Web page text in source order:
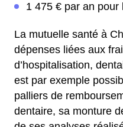
1 475 € par an pour
La mutuelle santé à
dépenses liées aux
d’hospitalisation,
est par exemple
palliers de
dentaire, sa monture